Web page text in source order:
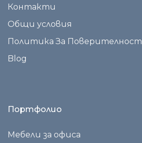
Контакти
Общи условия
Политика За Поверителност
Blog
Портфолио
Мебели за офиса